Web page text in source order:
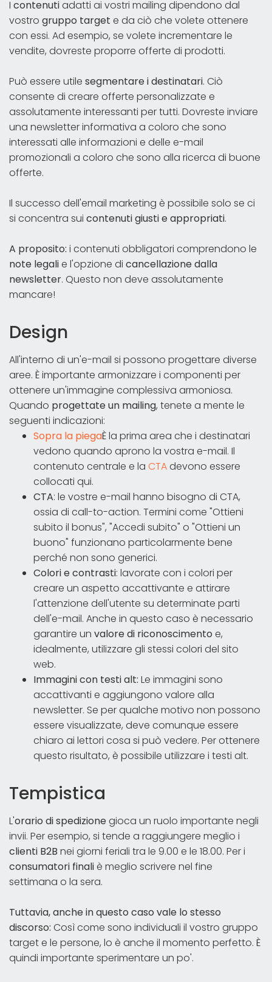
I contenutiadatti ai vostri mailing dipendono dal
vostro gruppo target e da ciò che volete ottenere
con essi. Ad esempio, se volete incrementare le
vendite, dovreste proporre offerte di prodotti.
Può essere utile segmentare i destinatari. Ciò
consente di creare offerte personalizzate e
assolutamente interessanti per tutti. Dovreste inviare
una newsletter informativa a coloro che sono
interessati alle informazioni e delle e-mail
promozionali a coloro che sono alla ricerca di buone
offerte.
Il successo dell'email marketing è possibile solo se ci
si concentra sui contenuti giusti e appropriati.
A proposito: i contenuti obbligatori comprendono le
note legalie l'opzione di cancellazione dalla
newsletter. Questo non deve assolutamente
mancare!
Design
All'interno di un'e-mail si possono progettare diverse
aree. È importante armonizzare i componenti per
ottenere un'immagine complessiva armoniosa.
Quando progettate un mailing, tenete a mente le
seguenti indicazioni:
Sopra la piegaÈ la prima area che i destinatari
vedono quando aprono la vostra e-mail. Il
contenuto centrale e la CTAdevono essere
collocati qui.
CTA: le vostre e-mail hanno bisogno di CTA,
ossia di call-to-action. Termini come "Ottieni
subito il bonus", "Accedi subito" o "Ottieni un
buono" funzionano particolarmente bene
perché non sono generici.
Colori e contrasti: lavorate con i colori per
creare un aspetto accattivante e attirare
l'attenzione dell'utente su determinate parti
dell'e-mail. Anche in questo caso è necessario
garantire un valore di riconoscimento e,
idealmente, utilizzare gli stessi colori del sito
web.
Immagini con testi alt: Le immagini sono
accattivanti e aggiungono valore alla
newsletter. Se per qualche motivo non possono
essere visualizzate, deve comunque essere
chiaro ai lettori cosa si può vedere. Per ottenere
questo risultato, è possibile utilizzare i testi alt.
Tempistica
L'orario di spedizionegioca un ruolo importante negli
invii. Per esempio, si tende a raggiungere meglio i
clienti B2B nei giorni feriali tra le 9.00 e le 18.00. Per i
consumatori finaliè meglio scrivere nel fine
settimana o la sera.
Tuttavia, anche in questo caso vale lo stesso
discorso: Così come sono individuali il vostro gruppo
target e le persone, lo è anche il momento perfetto. È
quindi importante sperimentare un po'.